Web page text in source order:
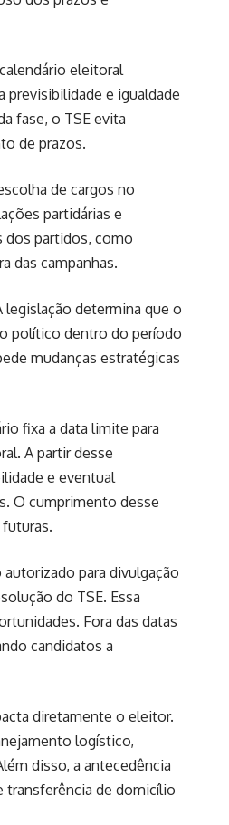
eleitoral
e igualdade
fase, o TSE evita
de prazos.
de cargos no
partidárias e
dos partidos, como
das campanhas.
legislação determina que o
político dentro do período
mudanças estratégicas
fixa a data limite para
A partir desse
e eventual
O cumprimento desse
para divulgação
do TSE. Essa
Fora das datas
candidatos a
diretamente o eleitor.
logístico,
disso, a antecedência
transferência de domicílio